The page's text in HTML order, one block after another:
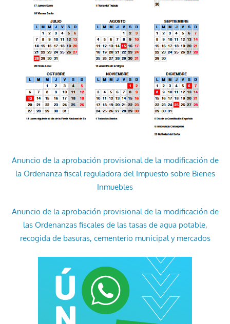
Anuncio de la aprobación provisional de la modificación de
la Ordenanza fiscal reguladora del Impuesto sobre Bienes
Inmuebles
Anuncio de la aprobación provisional de la modificación de
las Ordenanzas fiscales de las tasas de agua potable,
recogida de basuras, cementerio municipal y mercados